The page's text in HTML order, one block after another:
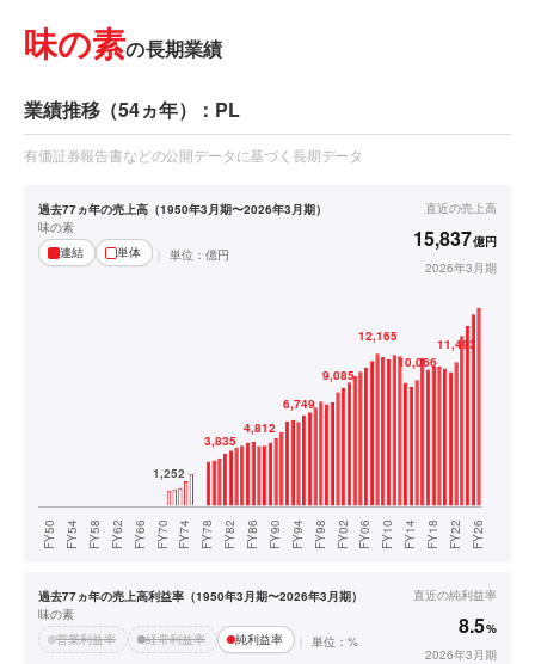
味の素の長期業績
業績推移（54ヵ年）：PL
有価証券報告書などの公開データに基づく長期データ
過去77ヵ年の売上高（1950年3月期〜2026年3月期）
味の素
連結
単体 単位： 億円
直近の売上高
15,837億円
2026年3月期
過去77ヵ年の売上高利益率（1950年3月期〜2026年3月期）
味の素
営業利益率
経常利益率 純利益率 単位：%
直近の純利益率
8.5%
2026年3月期